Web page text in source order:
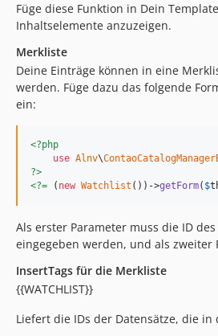
Füge diese Funktion in Dein
Inhaltselemente anzuzeigen.
Merkliste
Deine Einträge können in eine
werden. Füge dazu das folgende
ein:
<?php
use Alnv\
?>
<?= ( new Watchlist ())->getForm( $
Als erster Parameter muss die ID
eingegeben werden, und als zweiter
InsertTags für die Merkliste
{{WATCHLIST}}
Liefert die IDs der Datensätze, die